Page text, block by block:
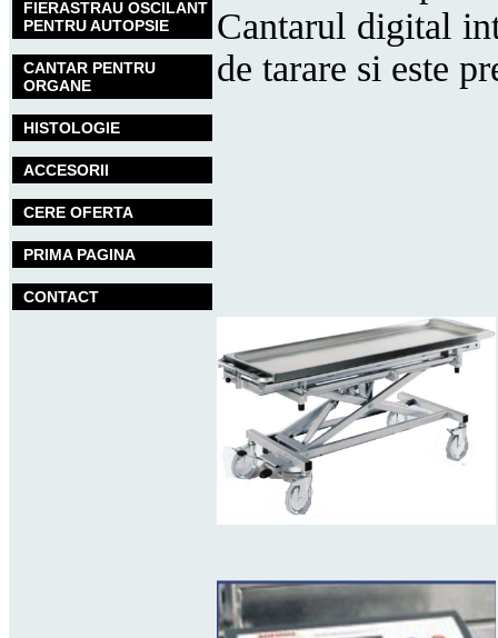
FIERASTRAU OSCILANT
PENTRU AUTOPSIE
CANTAR PENTRU
ORGANE
HISTOLOGIE
ACCESORII
CERE OFERTA
PRIMA PAGINA
CONTACT
Cantarul digital
de tarare si este